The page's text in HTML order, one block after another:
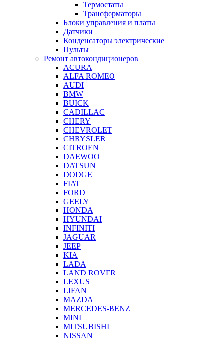
Термостаты
Трансформаторы
Блоки управления и платы
Датчики
Конденсаторы электрические
Пульты
Ремонт автокондиционеров
ACURA
ALFA ROMEO
AUDI
BMW
BUICK
CADILLAC
CHERY
CHEVROLET
CHRYSLER
CITROEN
DAEWOO
DATSUN
DODGE
FIAT
FORD
GEELY
HONDA
HYUNDAI
INFINITI
JAGUAR
JEEP
KIA
LADA
LAND ROVER
LEXUS
LIFAN
MAZDA
MERCEDES-BENZ
MINI
MITSUBISHI
NISSAN